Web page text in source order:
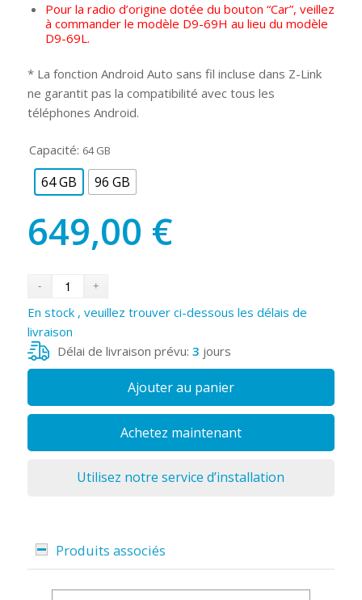
Pour la radio d’origine dotée du bouton “Car”, veillez
à commander le modèle D9-69H au lieu du modèle
D9-69L.
* La fonction Android Auto sans fil incluse dans Z-Link
ne garantit pas la compatibilité avec tous les
téléphones Android.
Capacité: 64 GB
64 GB 96 GB
649,00 €
En stock , veuillez trouver ci-dessous les délais de
livraison
Délai de livraison prévu: 3 jours
Ajouter au panier
Achetez maintenant
Utilisez notre service d’installation
Produits associés